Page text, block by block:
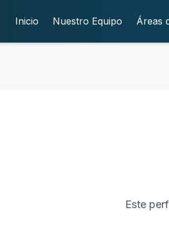
Inicio Nuestro Equipo Áreas
Este